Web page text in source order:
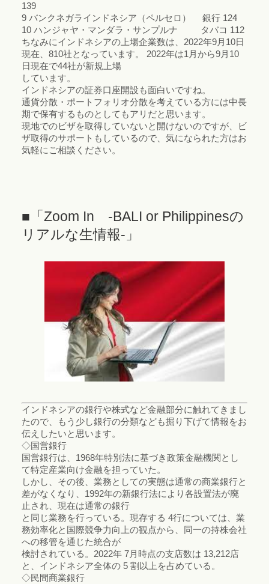
139
9 バンクネガラインドネシア（ペルセロ） 銀行 124
10 ハンジャヤ・マンダラ・サンプルナ タバコ 112
ちなみにインドネシアの上場企業数は、2022年9月10日
現在、810社となっています。 2022年は1月から9月10
日現在で44社が新規上場
しています。
インドネシアの証券口座開設も面白いですね。
通貨分散・ポートフォリオ分散を考えている方には中長
期で保有するものとしてもアリだと思います。
現地でのビザを取得していないと開けないのですが、ビ
ザ取得のサポートもしているので、気になられた方はお
気軽にご相談ください。
■「Zoom In -BALI or Philippinesの
リアルな生情報-」
インドネシアの銀行や株式など金融部分に触れてきまし
たので、もう少し銀行の分類なども掘り下げて情報をお
伝えしたいと思います。
◇国営銀行
国営銀行は、1968年特別法に基づき政策金融機関とし
て特定産業向け金融を担っていた。
しかし、その後、業務としての実態は通常の商業銀行と
差がなくなり、1992年の新銀行法により各設置法が廃
止され、現在は通常の銀行
と同じ業務を行っている。現存する 4行については、業
務効率化と国際競争力向上の観点から、同一の持株会社
への移管を通じた統合が
検討されている。2022年 7月時点の支店数は 13,212店
と、インドネシア全体の 5 割以上を占めている。
◇民間商業銀行